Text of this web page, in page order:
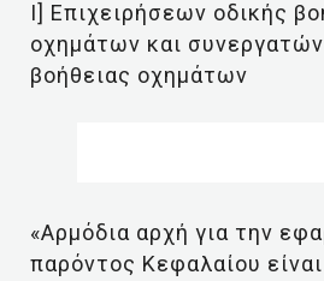
I] Επιχειρήσεων οδικής
οχημάτων και συνεργατών
βοήθειας οχημάτων
«Αρμόδια αρχή για την
παρόντος Κεφαλαίου